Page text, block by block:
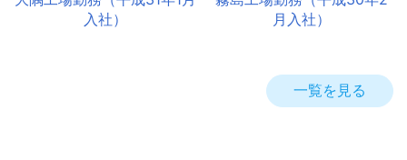
入社）
月入社）
一覧を見る